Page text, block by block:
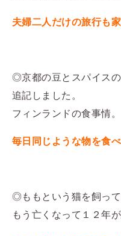
夫婦二人だけの旅行も
◎京都の豆とスパイス
追記しました。
フィンランドの食事情。
毎日同じような物を食
◎ももという猫を飼って
もう亡くなって１２年が